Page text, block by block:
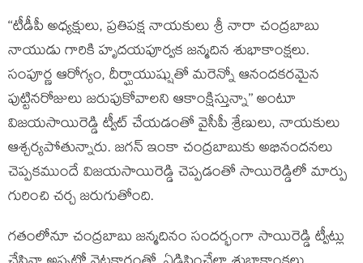
‘‘టీడీపీ అధ్యక్షులు, ప్రతిపక్ష నాయకులు శ్రీ నారా చంద్రబాబు
నాయుడు గారికి హృదయపూర్వక జన్మదిన శుభాకాంక్షలు.
సంపూర్ణ ఆరోగ్యం, దీర్ఘాయుష్షుతో మరెన్నో ఆనందకరమైన
పుట్టినరోజులు జరుపుకోవాలని ఆకాంక్షిస్తున్నా’’ అంటూ
విజయసాయిరెడ్డి ట్వీట్ చేయడంతో వైసీపీ శ్రేణులు, నాయకులు
ఆశ్చర్యపోతున్నారు. జగన్ ఇంకా చంద్రబాబుకు అభినందనలు
చెప్పకముందే విజయసాయిరెడ్డి చెప్పడంతో సాయిరెడ్డిలో మార్పు
గురించి చర్చ జరుగుతోంది.
గతంలోనూ చంద్రబాబు జన్మదినం సందర్భంగా సాయిరెడ్డి ట్వీట్లు